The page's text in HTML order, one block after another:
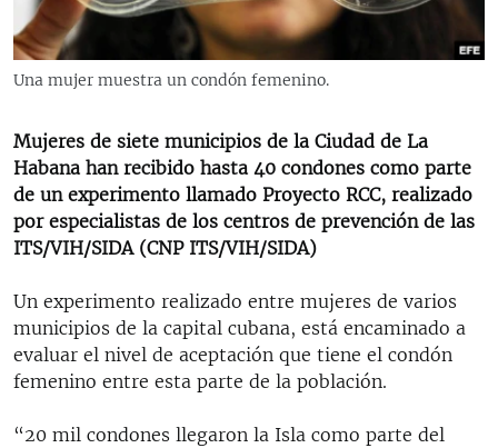
RADIO MARTÍ
ESPECIALES
LA REALIDAD DE LA VIVIENDA EN CUBA
SER VIEJO EN CUBA
KENTU-CUBANO
LOS SANTOS DE HIALEAH
DESINFORMACIÓN RUSA EN AMÉRICA LATINA
LA INVASIÓN DE RUSIA A UCRANIA
EDITORIALES
SÍGUENOS
Una mujer muestra un condón femenino.
Mujeres de siete municipios de la Ciudad de La
Habana han recibido hasta 40 condones como parte
de un experimento llamado Proyecto RCC, realizado
por especialistas de los centros de prevención de las
ITS/VIH/SIDA (CNP ITS/VIH/SIDA)
Un experimento realizado entre mujeres de varios
municipios de la capital cubana, está encaminado a
evaluar el nivel de aceptación que tiene el condón
femenino entre esta parte de la población.
“20 mil condones llegaron la Isla como parte del